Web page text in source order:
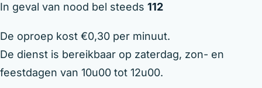
In geval van nood bel steeds 112
De oproep kost €0,30 per minuut.
De dienst is bereikbaar op zaterdag, zon- en
feestdagen van 10u00 tot 12u00.